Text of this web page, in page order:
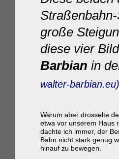
große
diese vier
Barbian in
walter-barbian.eu)
Warum aber drosselte
etwa vor unserem Haus
dachte ich immer, der
Bahn nicht stark genug
hinauf zu bewegen.